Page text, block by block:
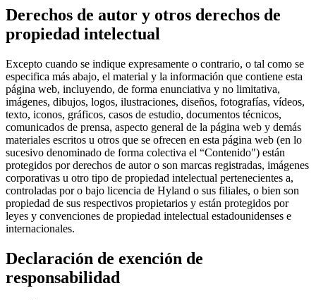
Derechos de autor y otros derechos de
propiedad intelectual
Excepto cuando se indique expresamente o contrario, o tal como se
especifica más abajo, el material y la información que contiene esta
página web, incluyendo, de forma enunciativa y no limitativa,
imágenes, dibujos, logos, ilustraciones, diseños, fotografías, vídeos,
texto, iconos, gráficos, casos de estudio, documentos técnicos,
comunicados de prensa, aspecto general de la página web y demás
materiales escritos u otros que se ofrecen en esta página web (en lo
sucesivo denominado de forma colectiva el “Contenido") están
protegidos por derechos de autor o son marcas registradas, imágenes
corporativas u otro tipo de propiedad intelectual pertenecientes a,
controladas por o bajo licencia de Hyland o sus filiales, o bien son
propiedad de sus respectivos propietarios y están protegidos por
leyes y convenciones de propiedad intelectual estadounidenses e
internacionales.
Declaración de exención de
responsabilidad